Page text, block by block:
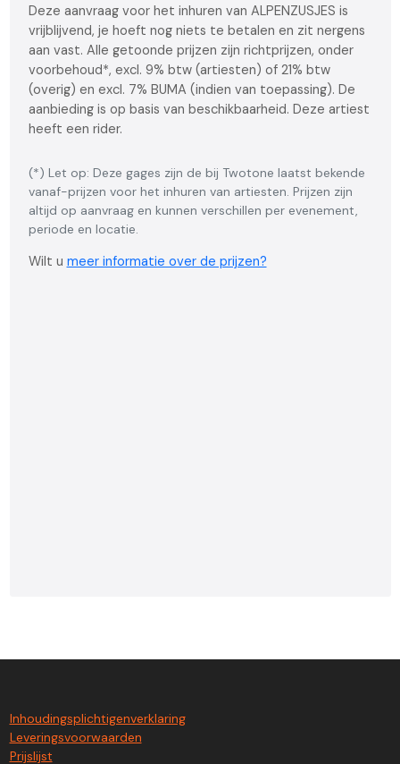
Deze aanvraag voor het inhuren van ALPENZUSJES is
vrijblijvend, je hoeft nog niets te betalen en zit nergens
aan vast. Alle getoonde prijzen zijn richtprijzen, onder
voorbehoud*, excl. 9% btw (artiesten) of 21% btw
(overig) en excl. 7% BUMA (indien van toepassing). De
aanbieding is op basis van beschikbaarheid. Deze artiest
heeft een rider.
(*) Let op: Deze gages zijn de bij Twotone laatst bekende
vanaf-prijzen voor het inhuren van artiesten. Prijzen zijn
altijd op aanvraag en kunnen verschillen per evenement,
periode en locatie.
Wilt u meer informatie over de prijzen?
Inhoudingsplichtigenverklaring
Leveringsvoorwaarden
Prijslijst